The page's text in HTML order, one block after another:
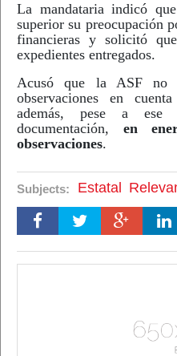
La mandataria indicó
superior su preocupación
financieras y solicitó
expedientes entregados.
Acusó que la ASF no
observaciones en
además, pese a ese
documentación, en
observaciones.
Subjects: Estatal